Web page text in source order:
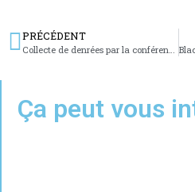
PRÉCÉDENT
Collecte de denrées par la conférence Saint Vincent de Paul
Ça peut vous